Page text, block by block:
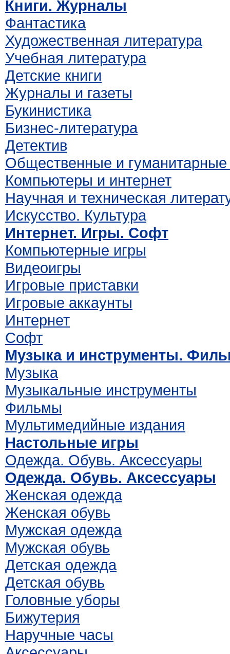
Книги. Журналы
Фантастика
Художественная литература
Учебная литература
Детские книги
Журналы и газеты
Букинистика
Бизнес-литература
Детектив
Общественные и гуманитарные
Компьютеры и интернет
Научная и техническая
Искусство. Культура
Интернет. Игры. Софт
Компьютерные игры
Видеоигры
Игровые приставки
Игровые аккаунты
Интернет
Софт
Музыка и инструменты.
Музыка
Музыкальные инструменты
Фильмы
Мультимедийные издания
Настольные игры
Одежда. Обувь. Аксессуары
Одежда. Обувь. Аксессуары
Женская одежда
Женская обувь
Мужская одежда
Мужская обувь
Детская одежда
Детская обувь
Головные уборы
Бижутерия
Наручные часы